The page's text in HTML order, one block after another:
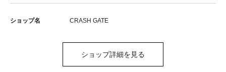
ショップ名 CRASH GATE
ショップ詳細を見る